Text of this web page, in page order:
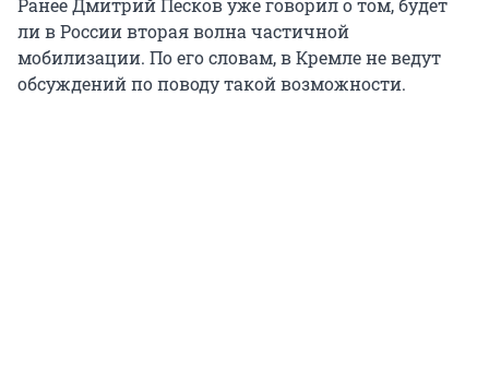
ли в России вторая волна частичной
мобилизации. По его словам, в Кремле не ведут
обсуждений по поводу такой возможности.